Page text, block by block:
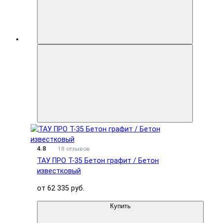
4.8 18 отзывов
ТАУ ПРО T-35 Бетон графит / Бетон
известковый
от 62 335 руб.
Купить